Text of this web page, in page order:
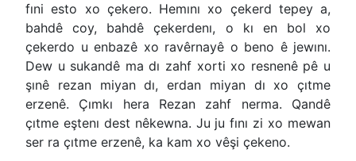
fıni esto xo çekero. Hemını xo çekerd tepey a,
bahdê coy, bahdê çekerdenı, o kı en bol xo
çekerdo u enbazê xo ravêrnayê o beno ê jewını.
Dew u sukandê ma dı zahf xorti xo resnenê pê u
şınê rezan miyan dı, erdan miyan dı xo çıtme
erzenê. Çımkı hera Rezan zahf nerma. Qandê
çıtme eştenı dest nêkewna. Ju ju fını zi xo mewan
ser ra çıtme erzenê, ka kam xo vêşi çekeno.